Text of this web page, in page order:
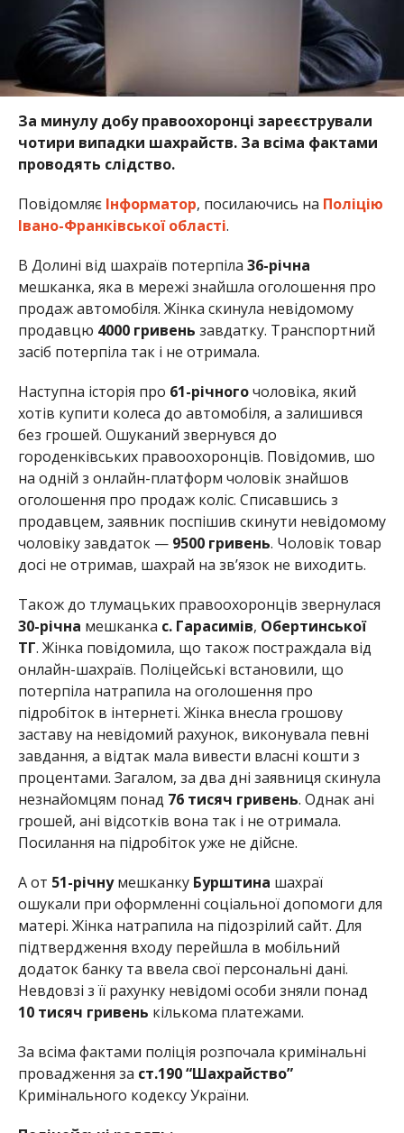
За минулу добу правоохоронці зареєстрували
чотири випадки шахрайств. За всіма фактами
проводять слідство.
Повідомляє Інформатор, посилаючись на Поліцію
Івано-Франківської області.
В Долині від шахраїв потерпіла 36-річна
мешканка, яка в мережі знайшла оголошення про
продаж автомобіля. Жінка скинула невідомому
продавцю 4000 гривень завдатку. Транспортний
засіб потерпіла так і не отримала.
Наступна історія про 61-річногочоловіка, який
хотів купити колеса до автомобіля, а залишився
без грошей. Ошуканий звернувся до
городенківських правоохоронців. Повідомив, шо
на одній з онлайн-платформ чоловік знайшов
оголошення про продаж коліс. Списавшись з
продавцем, заявник поспішив скинути невідомому
чоловіку завдаток — 9500 гривень. Чоловік товар
досі не отримав, шахрай на зв’язок не виходить.
Також до тлумацьких правоохоронців звернулася
30-річна мешканка с. Гарасимів, Обертинської
ТГ. Жінка повідомила, що також постраждала від
онлайн-шахраїв. Поліцейські встановили, що
потерпіла натрапила на оголошення про
підробіток в інтернеті. Жінка внесла грошову
заставу на невідомий рахунок, виконувала певні
завдання, а відтак мала вивести власні кошти з
процентами. Загалом, за два дні заявниця скинула
незнайомцям понад 76 тисяч гривень. Однак ані
грошей, ані відсотків вона так і не отримала.
Посилання на підробіток уже не дійсне.
А от 51-річнумешканку Бурштина шахраї
ошукали при оформленні соціальної допомоги для
матері. Жінка натрапила на підозрілий сайт. Для
підтвердження входу перейшла в мобільний
додаток банку та ввела свої персональні дані.
Невдовзі з її рахунку невідомі особи зняли понад
10 тисяч гривень кількома платежами.
За всіма фактами поліція розпочала кримінальні
провадження за ст.190 “Шахрайство”
Кримінального кодексу України.